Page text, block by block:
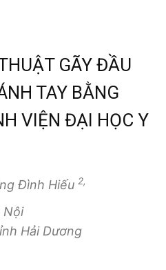
GÃY ĐẦU
TAY BẰNG
VIỆN ĐẠI HỌC Y
Đình Hiếu 2,
Nội
Hải Dương